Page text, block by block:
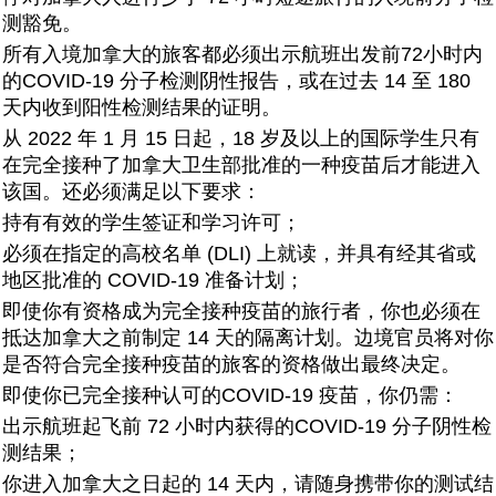
测豁免。
所有入境加拿大的旅客都必须出示航班出发前72小时内
的COVID-19 分子检测阴性报告，或在过去 14 至 180
天内收到阳性检测结果的证明。
从 2022 年 1 月 15 日起，18 岁及以上的国际学生只有
在完全接种了加拿大卫生部批准的一种疫苗后才能进入
该国。还必须满足以下要求：
持有有效的学生签证和学习许可；
必须在指定的高校名单 (DLI) 上就读，并具有经其省或
地区批准的 COVID-19 准备计划；
即使你有资格成为完全接种疫苗的旅行者，你也必须在
抵达加拿大之前制定 14 天的隔离计划。边境官员将对你
是否符合完全接种疫苗的旅客的资格做出最终决定。
即使你已完全接种认可的COVID-19 疫苗，你仍需：
出示航班起飞前 72 小时内获得的COVID-19 分子阴性检
测结果；
你进入加拿大之日起的 14 天内，请随身携带你的测试结